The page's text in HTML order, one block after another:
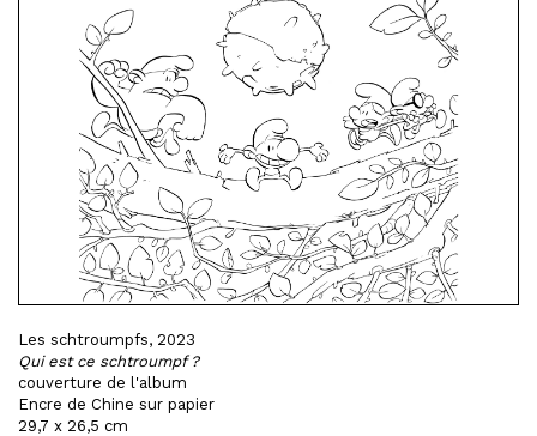
Les schtroumpfs, 2023
Qui est ce schtroumpf ?
couverture de l'album
Encre de Chine sur papier
29,7 x 26,5 cm